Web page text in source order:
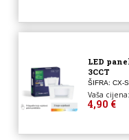
LED
3CCT
ŠIFRA: CX-
Vaša cijena:
4,90 €